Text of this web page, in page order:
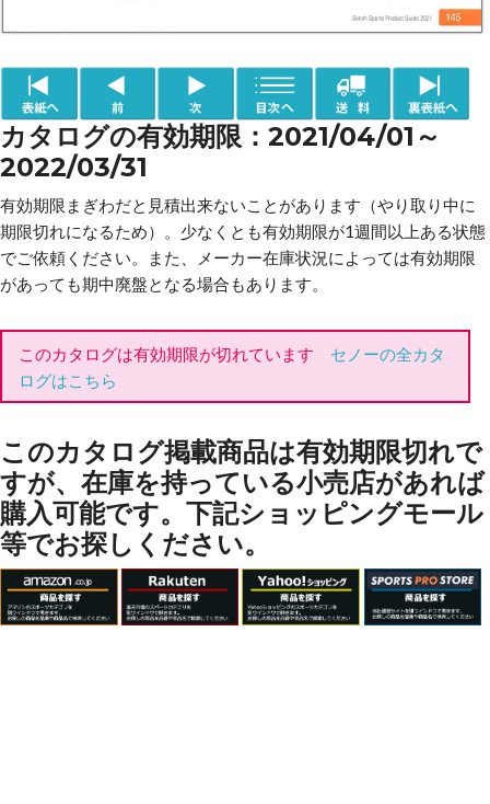
カタログの有効期限：2021/04/01～
2022/03/31
有効期限まぎわだと見積出来ないことがあります（やり取り中に
期限切れになるため）。少なくとも有効期限が1週間以上ある状態
でご依頼ください。また、メーカー在庫状況によっては有効期限
があっても期中廃盤となる場合もあります。
このカタログは有効期限が切れています セノーの全カタ
ログはこちら
このカタログ掲載商品は有効期限切れで
すが、在庫を持っている小売店があれば
購入可能です。下記ショッピングモール
等でお探しください。